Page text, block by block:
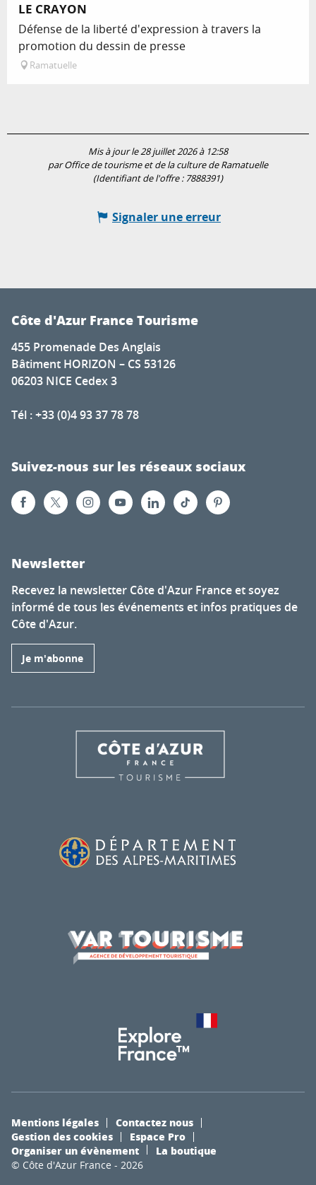
LE CRAYON
Défense de la liberté d'expression à travers la
promotion du dessin de presse
Ramatuelle
Mis à jour le 28 juillet 2026 à 12:58
par Office de tourisme et de la culture de Ramatuelle
(Identifiant de l'offre : 7888391)
Signaler une erreur
Côte d'Azur France Tourisme
455 Promenade Des Anglais
Bâtiment HORIZON – CS 53126
06203 NICE Cedex 3
Tél : +33 (0)4 93 37 78 78
Suivez-nous sur les réseaux sociaux
Newsletter
Recevez la newsletter Côte d'Azur France et soyez
informé de tous les événements et infos pratiques de
Côte d'Azur.
Je m'abonne
© Côte d'Azur France - 2026
Mentions légales
Contactez nous
Gestion des cookies
Espace Pro
Organiser un évènement
La boutique